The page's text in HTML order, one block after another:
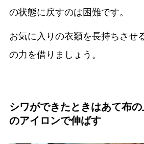
の状態に戻すのは困難です。
お気に入りの衣類を長持ちさせ
の力を借りましょう。
シワができたときはあて布
のアイロンで伸ばす